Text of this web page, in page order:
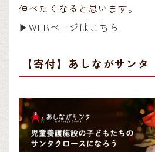
伸べたくなると思います。
▶︎WEBページはこちら
【寄付】あしながサンタ